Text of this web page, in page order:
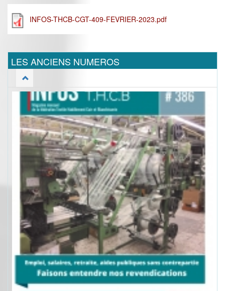
INFOS-THCB-CGT-409-FEVRIER-2023.pdf
LES ANCIENS NUMEROS